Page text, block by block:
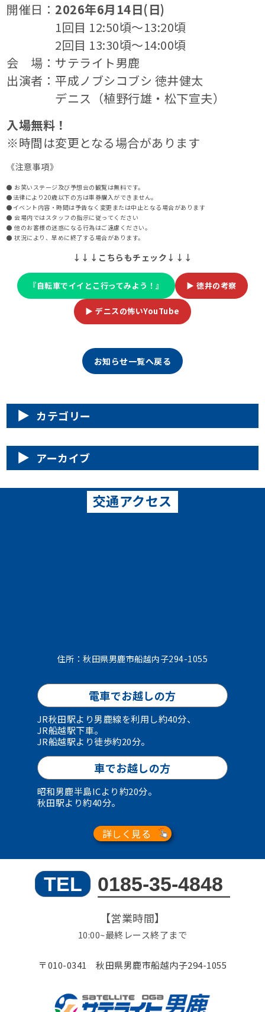
開催日： 2026年6月14日(日)
1回目 12:50頃～13:20頃
2回目 13:30頃～14:00頃
会 場：サテライト男鹿
出演者：平成ノブシコブシ 徳井健太
デニス（植野行雄・松下宣夫）
入場無料！
※時間は変更となる場合があります
《注意事項》
● お笑いステージ及び予想会の観覧は無料です。
●法律により20歳以下の方は車券購入ができません。
●イベント内容・時間は予告なく変更または中止となる場合があります
● 会場内ではスタッフの指示に従ってください
● 他のお客様の迷惑になる行為はご遠慮ください。
● 状況により、早めに終了する場合があります。
↓↓↓こちらもチェック↓↓↓
『自転車でイイとこ行ってみよう！』 ▶徳井の考察
▶デニスの怖いYouTube
お知らせ一覧へ戻る
カテゴリー
アーカイブ
交通アクセス
住所：秋田県男鹿市船越内子294-1055
電車でお越しの方
JR秋田駅より男鹿線を利用し約40分、
JR船越駅下車。
JR船越駅より徒歩約20分。
車でお越しの方
昭和男鹿半島ICより約20分。
秋田駅より約40分。
詳しく見る
【営業時間】
10:00~最終レース終了まで
〒010-0341 秋田県男鹿市船越内子294-1055